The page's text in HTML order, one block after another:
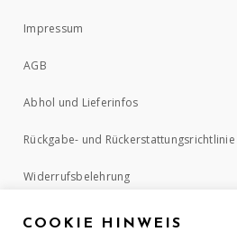
Impressum
AGB
Abhol und Lieferinfos
Rückgabe- und Rückerstattungsrichtlinie
Widerrufsbelehrung
COOKIE HINWEIS